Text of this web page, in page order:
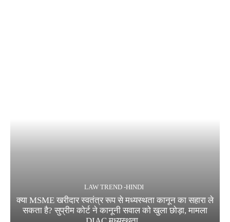
LAW TREND -HINDI
क्या MSME खरीदार स्वतंत्र रूप से मध्यस्थता कानून का सहारा ले
सकता है? सुप्रीम कोर्ट ने कानूनी सवाल को खुला छोड़ा, मामला